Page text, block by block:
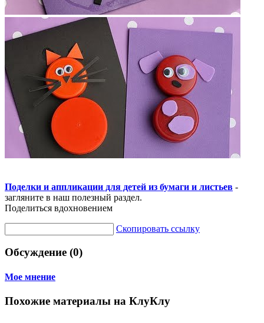
Поделки и аппликации для детей из бумаги и листьев -
загляните в наш полезный раздел.
Поделиться вдохновением
Скопировать ссылку
Обсуждение (0)
Мое мнение
Похожие материалы на КлуКлу